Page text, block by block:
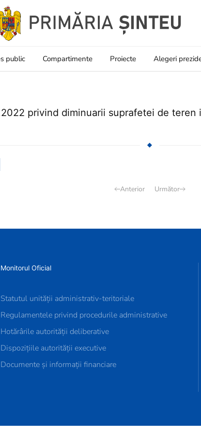
public Compartimente Proiecte Alegeri
privind diminuarii suprafetei de teren
Anterior Următor
Monitorul Oficial
Statutul unității administrativ-teritoriale
Regulamentele privind procedurile administrative
Hotărârile autorității deliberative
Dispozițiile autorității executive
Documente și informații financiare